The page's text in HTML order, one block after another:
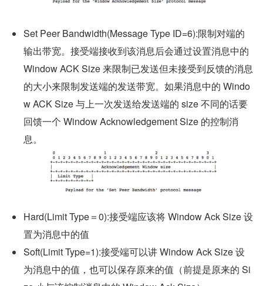
Set Peer Bandwidth(Message Type ID=6):限制对端的
输出带宽。接受端接收到该消息后会通过设置消息中的
Window ACK Size 来限制已发送但未接受到反馈的消息
的大小来限制发送端的发送带宽。如果消息中的 Windo
w ACK Size 与上一次发送给发送端的 size 不同的话要
回馈一个 Window Acknowledgement Size 的控制消
息。
Hard(Limit Type＝0):接受端应该将 Window Ack Size 设
置为消息中的值
Soft(Limit Type=1):接受端可以讲 Window Ack Size 设
为消息中的值，也可以保存原来的值（前提是原来的 Si